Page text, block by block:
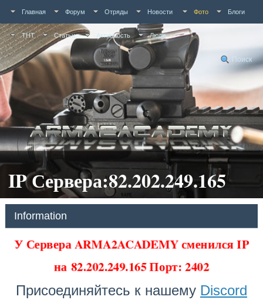
Главная Форум Отряды Новости Фото Блоги
ТНТ Статьи Активность Люди
Поиск
IP Сервера:82.202.249.165
Information
У Сервера ARMA2ACADEMY сменился IP
на82.202.249.165 Порт: 2402
Присоединяйтесь к нашему Discord